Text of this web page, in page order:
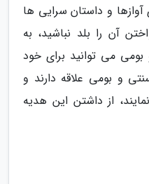
آوازها و داستان سرایی ها
آن را بلد نباشید، به
بومی می توانید برای خود
و بومی علاقه دارند و
از داشتن این هدیه